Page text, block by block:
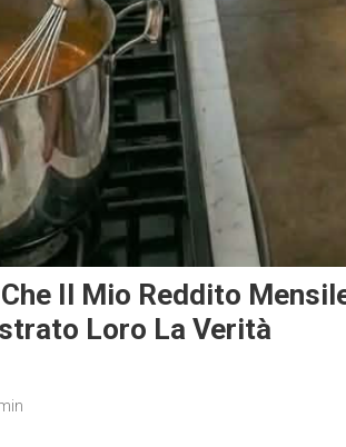
Il Mio Reddito
Loro La Verità